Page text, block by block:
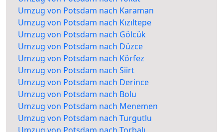
Umzug von Potsdam nach Karaman
Umzug von Potsdam nach Kızıltepe
Umzug von Potsdam nach Gölcük
Umzug von Potsdam nach Düzce
Umzug von Potsdam nach Körfez
Umzug von Potsdam nach Siirt
Umzug von Potsdam nach Derince
Umzug von Potsdam nach Bolu
Umzug von Potsdam nach Menemen
Umzug von Potsdam nach Turgutlu